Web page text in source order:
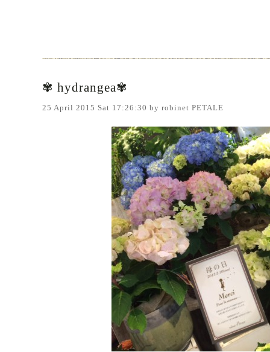
✾ hydrangea✾
25 April 2015 Sat 17:26:30 by robinet PETALE